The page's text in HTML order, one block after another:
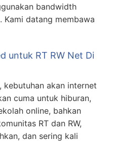
bandwidth
Kami datang membawa
untuk RT RW Net Di
akan internet
cuma untuk hiburan,
online, bahkan
RT dan RW,
dan sering kali